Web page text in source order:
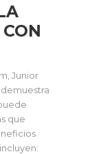
CON
Junior
que